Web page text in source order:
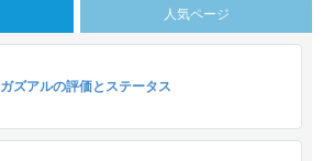
人気ページ
ガズアルの評価とステータス